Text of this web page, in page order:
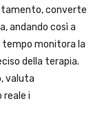
converte
andando così a
tempo monitora la
della terapia.
valuta
i